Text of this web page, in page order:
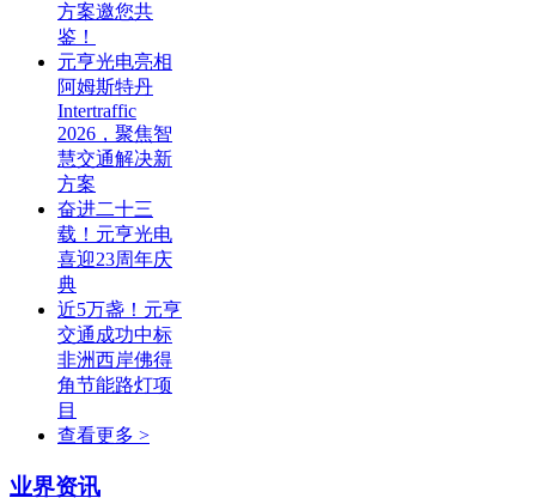
方案邀您共
鉴！
元亨光电亮相
阿姆斯特丹
Intertraffic
2026，聚焦智
慧交通解决新
方案
奋进二十三
载！元亨光电
喜迎23周年庆
典
近5万盏！元亨
交通成功中标
非洲西岸佛得
角节能路灯项
目
查看更多 >
业界资讯